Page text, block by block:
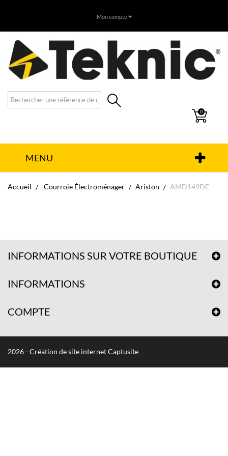
Mon compte
0
MENU
Accueil Courroie Électroménager Ariston AMD149DE
INFORMATIONS SUR VOTRE BOUTIQUE
INFORMATIONS
COMPTE
2026 - Création de site internet Captusite